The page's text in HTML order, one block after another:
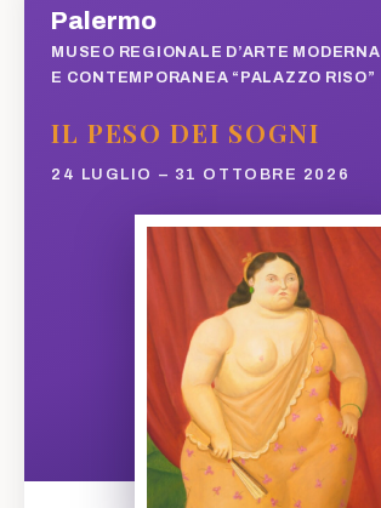
Palermo
MUSEO REGIONALE D’ARTE MODERNA
E CONTEMPORANEA “PALAZZO RISO”
IL PESO DEI SOGNI
24 LUGLIO – 31 OTTOBRE 2026